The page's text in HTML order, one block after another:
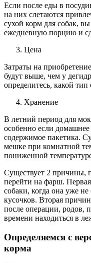
Если после еды в
на них слетаются
сухой корм для собак,
ежедневную порцию и
Цена
Затраты на
будут выше, чем у
определитесь, какой
Хранение
В летний период для
особенно если домашнее
содержимое пакетика.
мешке при комнатной
пониженной
Существует 2 причины,
перейти на фарш.
собаки, когда она уже
кусочков. Вторая
после операции, родов,
времени находиться в
Определяемся с
корма